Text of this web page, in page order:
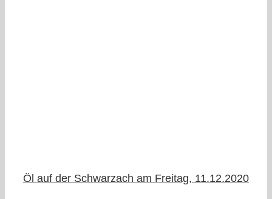
Öl auf der Schwarzach am Freitag, 11.12.2020